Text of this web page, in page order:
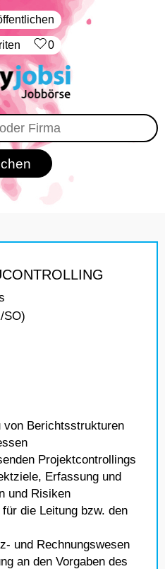
0
SO)
von Berichtsstrukturen
Projektcontrollings
Erfassung und
und Risiken
die Leitung bzw. den
und Rechnungswesen
an den Vorgaben des